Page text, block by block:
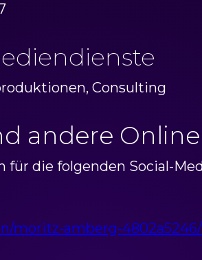
Consulting
andere
für die folgenden Social-
moritz-amberg-4802a5246/